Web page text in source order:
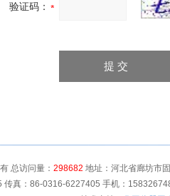
验证码：
总访问量： 298682 地址：河北省廊坊市
真：86-0316-6227405 手机：